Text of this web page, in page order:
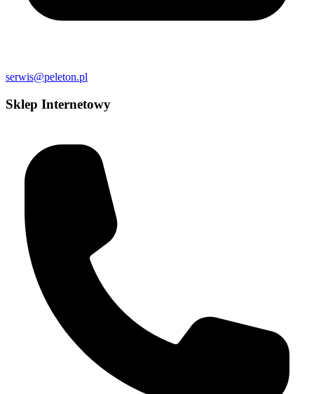
serwis@peleton.pl
Sklep Internetowy